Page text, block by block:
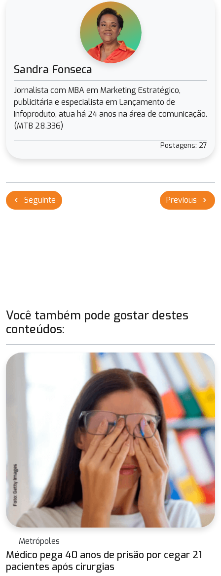
Sandra Fonseca
Jornalista com MBA em Marketing Estratégico,
publicitária e especialista em Lançamento de
Infoproduto, atua há 24 anos na área de comunicação.
(MTB 28.336)
Postagens: 27
Navegação
de
Previous chevron_right
chevron_left Seguinte
Você também pode gostar destes
conteúdos:
Metrópoles
Médico pega 40 anos de prisão por cegar 21
pacientes após cirurgias